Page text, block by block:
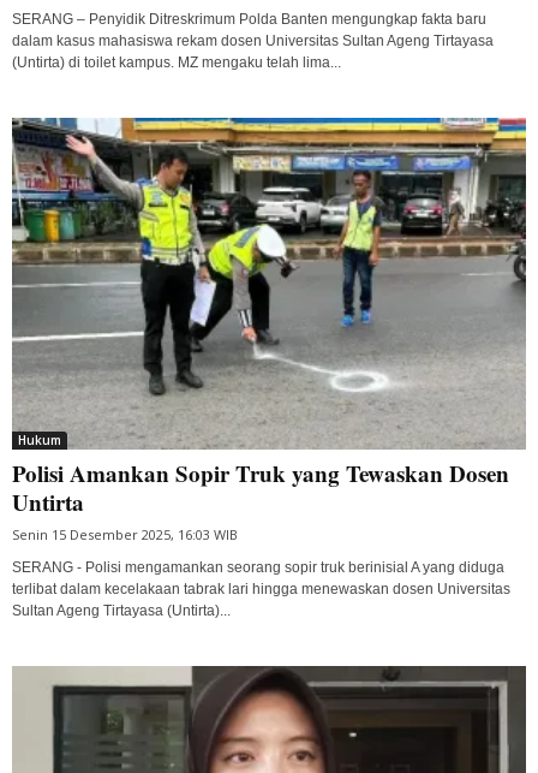
SERANG – Penyidik Ditreskrimum Polda Banten mengungkap fakta baru
dalam kasus mahasiswa rekam dosen Universitas Sultan Ageng Tirtayasa
(Untirta) di toilet kampus. MZ mengaku telah lima...
Hukum
Polisi Amankan Sopir Truk yang Tewaskan Dosen
Untirta
Senin 15 Desember 2025, 16:03 WIB
SERANG - Polisi mengamankan seorang sopir truk berinisial A yang diduga
terlibat dalam kecelakaan tabrak lari hingga menewaskan dosen Universitas
Sultan Ageng Tirtayasa (Untirta)...